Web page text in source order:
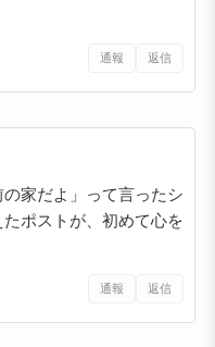
通報 返信
家だよ」って言ったシ
ポストが、初めて心を
通報 返信